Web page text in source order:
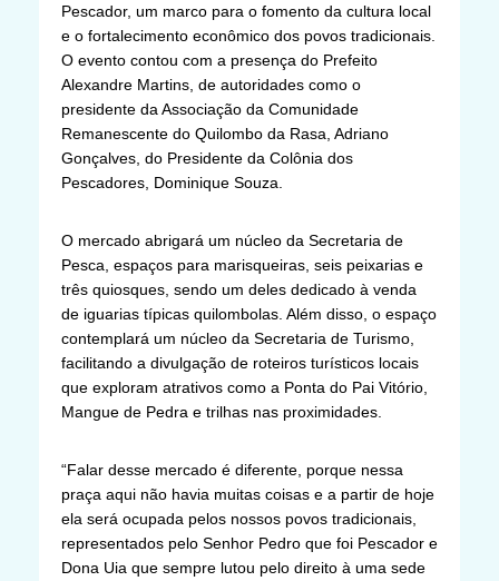
Pescador, um marco para o fomento da cultura local
e o fortalecimento econômico dos povos tradicionais.
O evento contou com a presença do Prefeito
Alexandre Martins, de autoridades como o
presidente da Associação da Comunidade
Remanescente do Quilombo da Rasa, Adriano
Gonçalves, do Presidente da Colônia dos
Pescadores, Dominique Souza.
O mercado abrigará um núcleo da Secretaria de
Pesca, espaços para marisqueiras, seis peixarias e
três quiosques, sendo um deles dedicado à venda
de iguarias típicas quilombolas. Além disso, o espaço
contemplará um núcleo da Secretaria de Turismo,
facilitando a divulgação de roteiros turísticos locais
que exploram atrativos como a Ponta do Pai Vitório,
Mangue de Pedra e trilhas nas proximidades.
“Falar desse mercado é diferente, porque nessa
praça aqui não havia muitas coisas e a partir de hoje
ela será ocupada pelos nossos povos tradicionais,
representados pelo Senhor Pedro que foi Pescador e
Dona Uia que sempre lutou pelo direito à uma sede